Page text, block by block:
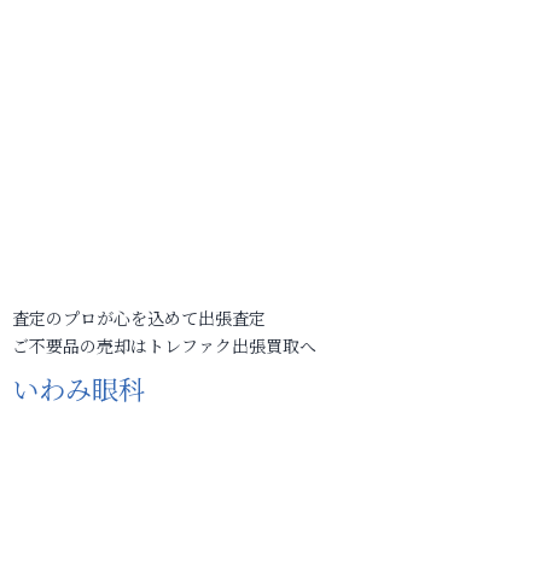
査定のプロが心を込めて出張査定
ご不要品の売却はトレファク出張買取へ
いわみ眼科